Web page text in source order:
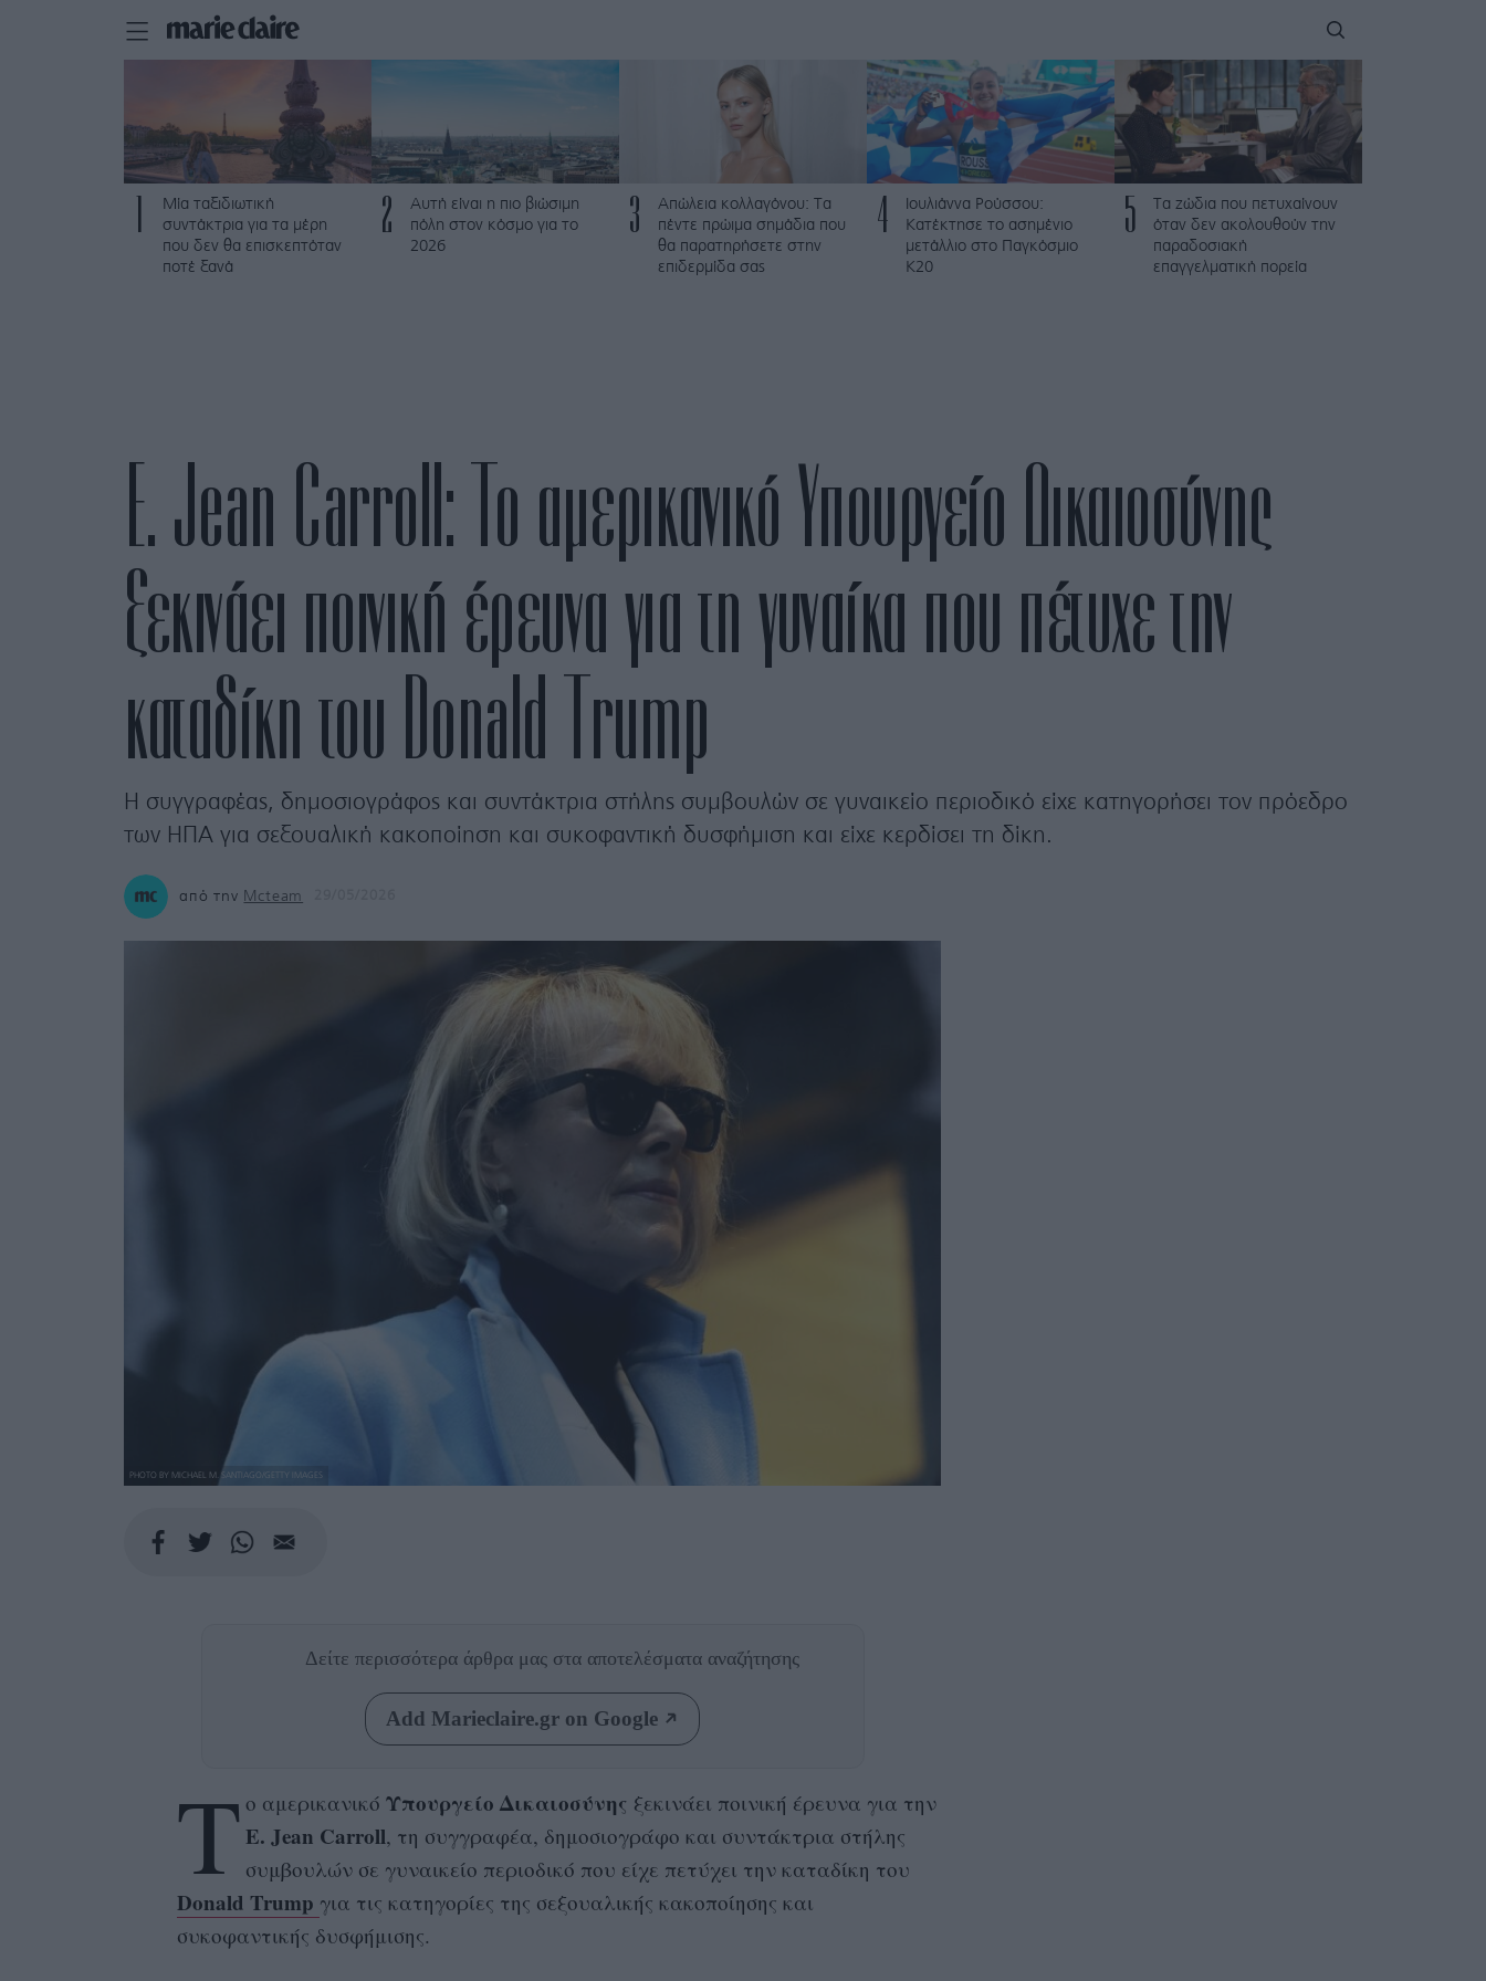
Μία ταξιδιωτική
συντάκτρια για τα μέρη
που δεν θα επισκεπτόταν
ποτέ ξανά
2
Αυτή είναι η πιο βιώσιμη
πόλη στον κόσμο για το
2026
3
Απώλεια κολλαγόνου: Τα
πέντε πρώιμα σημάδια που
θα παρατηρήσετε στην
επιδερμίδα σας
4
Ιουλιάννα Ρούσσου:
Κατέκτησε το ασημένιο
μετάλλιο στο Παγκόσμιο
Κ20
5
Τα ζώδια που πετυχαίνουν
όταν δεν ακολουθούν την
παραδοσιακή
επαγγελματική πορεία
E. Jean Carroll: Το αμερικανικό Υπουργείο Δικαιοσύνης
ξεκινάει ποινική έρευνα για τη γυναίκα που πέτυχε την
καταδίκη του Donald Trump
Η συγγραφέας, δημοσιογράφος και συντάκτρια στήλης συμβουλών σε γυναικείο περιοδικό είχε κατηγορήσει τον πρόεδρο
των ΗΠΑ για σεξουαλική κακοποίηση και συκοφαντική δυσφήμιση και είχε κερδίσει τη δίκη.
από την Mcteam
PHOTO BY MICHAEL M. SANTIAGO/GETTY IMAGES
Δείτε περισσότερα άρθρα μας στα αποτελέσματα αναζήτησης
Add Marieclaire.gr on Google
Τ ο αμερικανικόΥπουργείο Δικαιοσύνης ξεκινάει ποινική έρευνα για την
E. Jean Carroll, τη συγγραφέα, δημοσιογράφο και συντάκτρια στήλης
συμβουλών σε γυναικείο περιοδικό που είχε πετύχει την καταδίκη του
Donald Trump για τις κατηγορίες της σεξουαλικής κακοποίησης και
συκοφαντικής δυσφήμισης.